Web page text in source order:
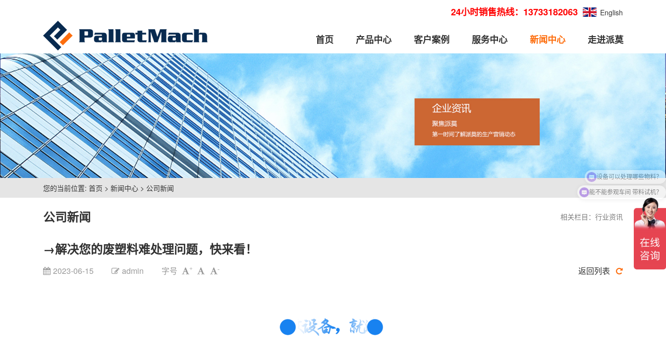
24小时销售热线：13733182063 English
首页 产品中心 客户案例 服务中心 新闻中心 走进派莫
您的当前位置: 首页 > 新闻中心 > 公司新闻
公司新闻 相关栏目： 行业资讯
→解决您的废塑料难处理问题，快来看！
2023-06-15 admin 字号 + - 返回列表
能不能参观车间 带料试机？